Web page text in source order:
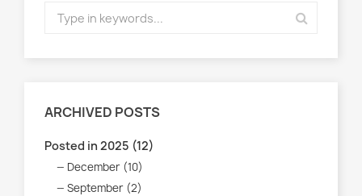
ARCHIVED POSTS
Posted in 2025 (12)
December (10)
September (2)